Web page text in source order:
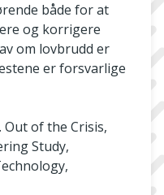
både for at
og korrigere
om lovbrudd er
er forsvarlige
Out of the Crisis,
Study,